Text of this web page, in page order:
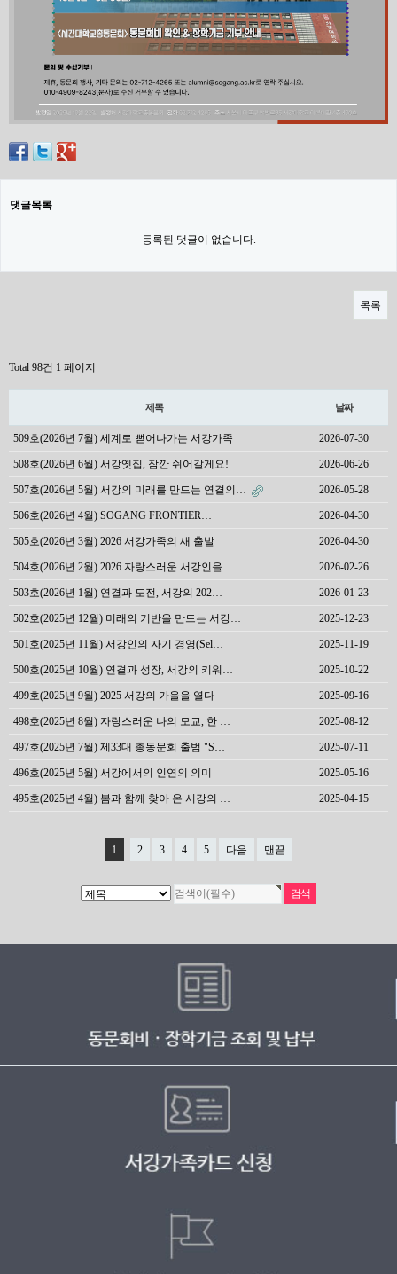
댓글목록
등록된 댓글이 없습니다.
목록
Total 98건 1 페이지
제목 날짜
509호(2026년 7월) 세계로 뻗어나가는 서강가족 2026-07-30
508호(2026년 6월) 서강옛집, 잠깐 쉬어갈게요! 2026-06-26
507호(2026년 5월) 서강의 미래를 만드는 연결의… 2026-05-28
506호(2026년 4월) SOGANG FRONTIER… 2026-04-30
505호(2026년 3월) 2026 서강가족의 새 출발 2026-04-30
504호(2026년 2월) 2026 자랑스러운 서강인을… 2026-02-26
503호(2026년 1월) 연결과 도전, 서강의 202… 2026-01-23
502호(2025년 12월) 미래의 기반을 만드는 서강… 2025-12-23
501호(2025년 11월) 서강인의 자기 경영(Sel… 2025-11-19
500호(2025년 10월) 연결과 성장, 서강의 키워… 2025-10-22
499호(2025년 9월) 2025 서강의 가을을 열다 2025-09-16
498호(2025년 8월) 자랑스러운 나의 모교, 한 … 2025-08-12
497호(2025년 7월) 제33대 총동문회 출범 "S… 2025-07-11
496호(2025년 5월) 서강에서의 인연의 의미 2025-05-16
495호(2025년 4월) 봄과 함께 찾아 온 서강의 … 2025-04-15
1 2 3 4 5 다음 맨끝